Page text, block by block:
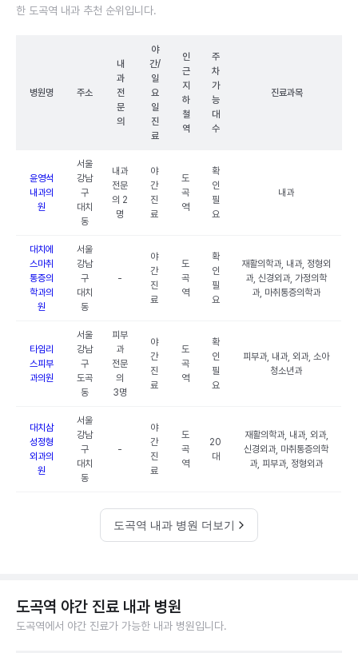
한 도곡역 내과 추천 순위입니다.
병원명 주소
내
과
전
문
의
야
간/
일
요
일
진
료
인
근
지
하
철
역
주
차
가
능
대
수
진료과목
윤영석
내과의
원
서울
강남
구
대치
동
내과
전문
의 2
명
야
간
진
료
도
곡
역
확
인
필
요
내과
대치에
스마취
통증의
학과의
원
서울
강남
구
대치
동
-
야
간
진
료
도
곡
역
확
인
필
요
재활의학과, 내과, 정형외
과, 신경외과, 가정의학
과, 마취통증의학과
타임리
스피부
과의원
서울
강남
구
도곡
동
피부
과
전문
의
3명
야
간
진
료
도
곡
역
확
인
필
요
피부과, 내과, 외과, 소아
청소년과
대치삼
성정형
외과의
원
서울
강남
구
대치
동
-
야
간
진
료
도
곡
역
20
대
재활의학과, 내과, 외과,
신경외과, 마취통증의학
과, 피부과, 정형외과
도곡역 내과 병원 더보기
도곡역 야간 진료 내과 병원
도곡역에서 야간 진료가 가능한 내과 병원입니다.